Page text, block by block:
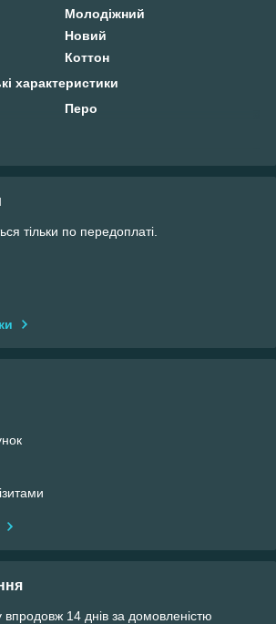
Молодіжний
Новий
Коттон
характеристики
Перо
тільки по передоплаті.
14 днів за домовленістю